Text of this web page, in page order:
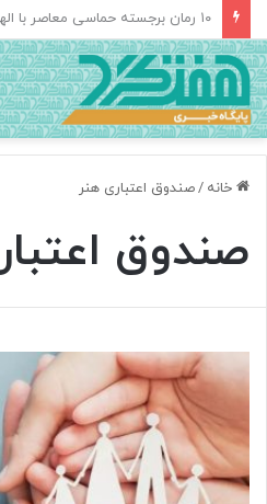
مغز متفکر گوگل از سمت خود
خانه /صندوق اعتباری هنر
صندوق